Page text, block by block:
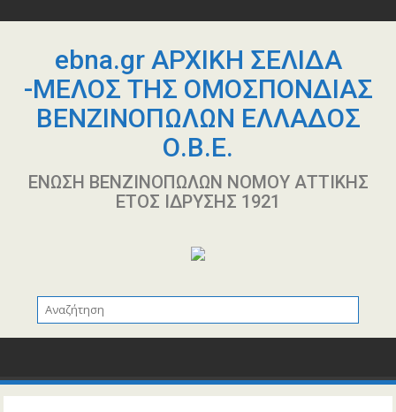
περιεχόμενοebna.gr ΑΡΧΙΚΗ ΣΕΛΙΔΑ
-ΜΕΛΟΣ ΤΗΣ ΟΜΟΣΠΟΝΔΙΑΣ
ΒΕΝΖΙΝΟΠΩΛΩΝ ΕΛΛΑΔΟΣ
Ο.Β.Ε.
ΕΝΩΣΗ ΒΕΝΖΙΝΟΠΩΛΩΝ ΝΟΜΟΥ ΑΤΤΙΚΗΣ
ΕΤΟΣ ΙΔΡΥΣΗΣ 1921